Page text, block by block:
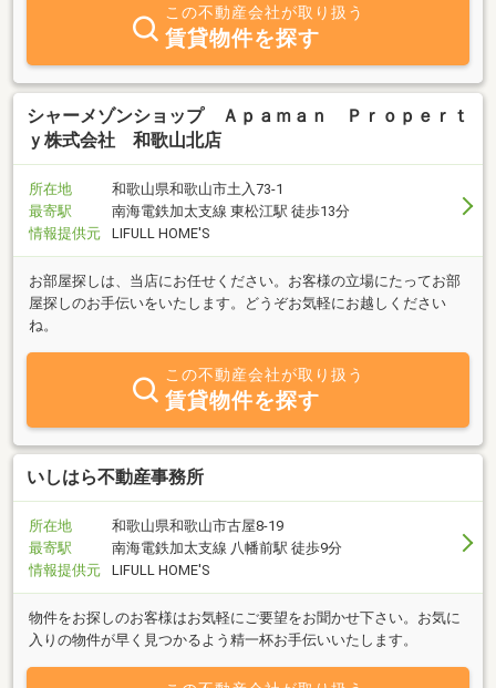
この不動産会社が取り扱う
賃貸物件を探す
シャーメゾンショップ Ａｐａｍａｎ Ｐｒｏｐｅｒｔ
ｙ株式会社 和歌山北店
所在地
和歌山県和歌山市土入73-1
最寄駅
南海電鉄加太支線 東松江駅 徒歩13分
情報提供元
LIFULL HOME'S
お部屋探しは、当店にお任せください。お客様の立場にたってお部
屋探しのお手伝いをいたします。どうぞお気軽にお越しください
ね。
この不動産会社が取り扱う
賃貸物件を探す
いしはら不動産事務所
所在地
和歌山県和歌山市古屋8-19
最寄駅
南海電鉄加太支線 八幡前駅 徒歩9分
情報提供元
LIFULL HOME'S
物件をお探しのお客様はお気軽にご要望をお聞かせ下さい。お気に
入りの物件が早く見つかるよう精一杯お手伝いいたします。